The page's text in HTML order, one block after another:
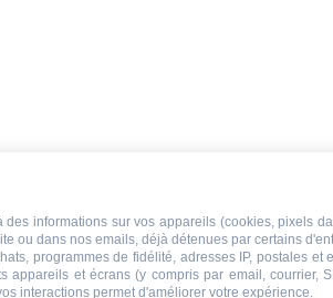
informations sur vos appareils (cookies, pixels
ou dans nos emails, déjà détenues par certains
programmes de fidélité, adresses IP, postales
appareils et écrans (y compris par email,
interactions permet d'améliorer votre expérience.